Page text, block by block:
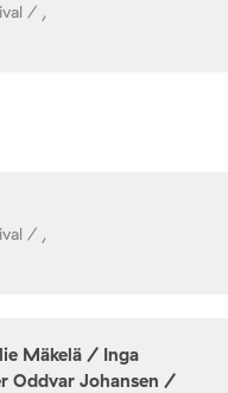
/ ,
/ ,
Mäkelä / Inga
Oddvar Johansen /